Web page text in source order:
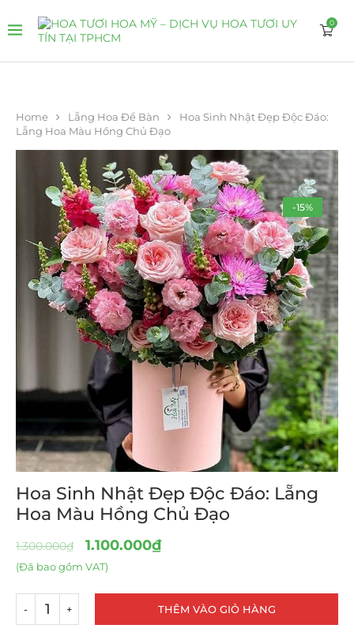
0
Home Lẵng Hoa Để Bàn
Hoa Sinh Nhật Đẹp Độc Đáo:
Lẵng Hoa Màu Hồng Chủ Đạo
-15%
Hoa Sinh Nhật Đẹp Độc Đáo: Lẵng
Hoa Màu Hồng Chủ Đạo
1.300.000₫ 1.100.000₫
(Đã bao gồm VAT)
THÊM VÀO GIỎ HÀNG